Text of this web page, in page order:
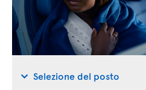
Selezione del posto